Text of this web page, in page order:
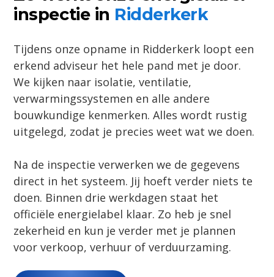
inspectie in Ridderkerk
Tijdens onze opname in Ridderkerk loopt een
erkend adviseur het hele pand met je door.
We kijken naar isolatie, ventilatie,
verwarmingssystemen en alle andere
bouwkundige kenmerken. Alles wordt rustig
uitgelegd, zodat je precies weet wat we doen.
Na de inspectie verwerken we de gegevens
direct in het systeem. Jij hoeft verder niets te
doen. Binnen drie werkdagen staat het
officiële energielabel klaar. Zo heb je snel
zekerheid en kun je verder met je plannen
voor verkoop, verhuur of verduurzaming.